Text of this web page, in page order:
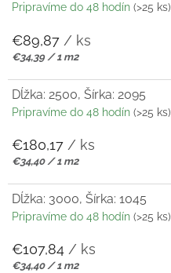
Pripravíme do 48 hodín (>25 ks)
€89,87 / ks
Jednotková
€34,39 / 1 m2
Dĺžka: 2500, Šírka: 2095
Pripravíme do 48 hodín (>25 ks)
€180,17 / ks
Jednotková
€34,40 / 1 m2
Dĺžka: 3000, Šírka: 1045
Pripravíme do 48 hodín (>25 ks)
€107,84 / ks
Jednotková
€34,40 / 1 m2